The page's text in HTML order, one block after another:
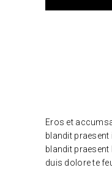
Eros et
blandit
blandit praesent
duis dolore te